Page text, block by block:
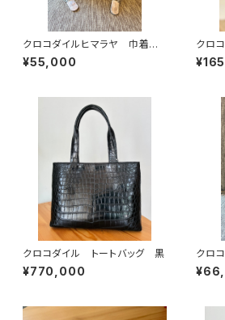
クロコダイルヒマラヤ 巾着バッ
グ イタリアンシュリンクレザー
¥55,000
クロ
ポシ
クロコダイル トートバッグ 黒
¥770,000
クロ
グ イ